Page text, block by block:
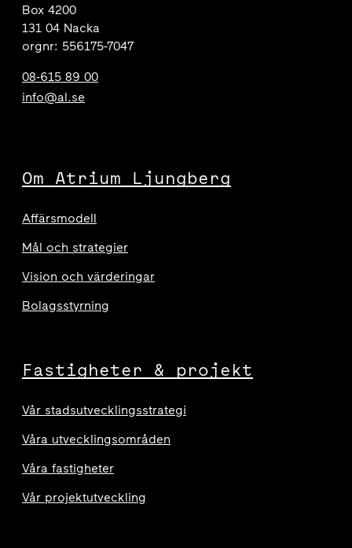
Box 4200
131 04 Nacka
orgnr: 556175-7047
08-615 89 00
info@al.se
Om Atrium Ljungberg
Affärsmodell
Mål och strategier
Vision och värderingar
Bolagsstyrning
Fastigheter & projekt
Vår stadsutvecklingsstrategi
Våra utvecklingsområden
Våra fastigheter
Vår projektutveckling